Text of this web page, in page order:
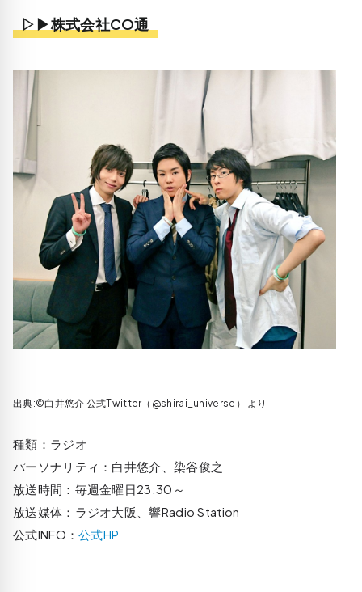
▷▶株式会社CO通
出典:©白井悠介‏ 公式Twitter（@shirai_universe） より
種類：ラジオ
パーソナリティ：白井悠介、染谷俊之
放送時間：毎週金曜日23:30～
放送媒体：ラジオ大阪、響Radio Station
公式INFO：公式HP